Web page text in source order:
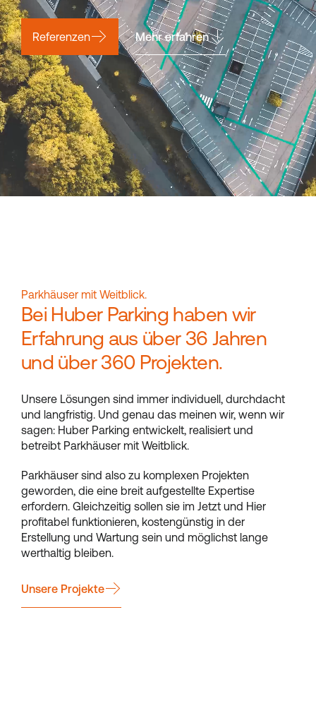
Referenzen Mehr erfahren
Parkhäuser mit Weitblick.
Bei Huber Parking haben wir
Erfahrung aus über 36 Jahren
und über 360 Projekten.
Unsere Lösungen sind immer individuell, durchdacht
und langfristig. Und genau das meinen wir, wenn wir
sagen: Huber Parking entwickelt, realisiert und
betreibt Parkhäuser mit Weitblick.
Parkhäuser sind also zu komplexen Projekten
geworden, die eine breit aufgestellte Expertise
erfordern. Gleichzeitig sollen sie im Jetzt und Hier
profitabel funktionieren, kostengünstig in der
Erstellung und Wartung sein und möglichst lange
werthaltig bleiben.
Unsere Projekte